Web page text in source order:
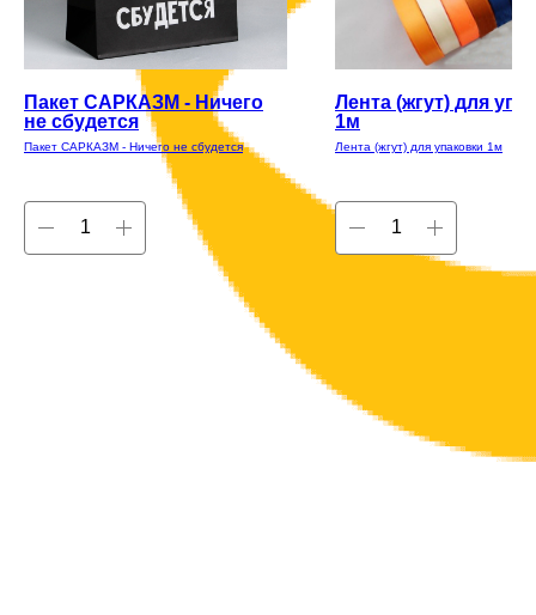
Пакет САРКАЗМ - Ничего
не сбудется
Пакет САРКАЗМ - Ничего не сбудется
Лента (жгут) для
1м
Лента (жгут) для упаковки 1м